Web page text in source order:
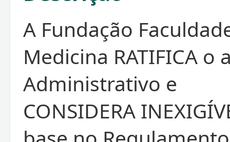
A Fundação
Medicina RATIFICA o
Administrativo e
CONSIDERA